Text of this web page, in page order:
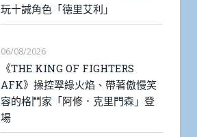
玩十誡角色「德里艾利」
06/08/2026
《THE KING OF FIGHTERS
AFK》操控翠綠火焰、帶著傲慢笑
容的格鬥家「阿修．克里門森」登
場